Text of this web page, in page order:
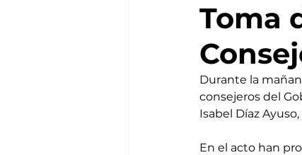
Toma
Durante la
consejeros del
Isabel Díaz
En el acto han